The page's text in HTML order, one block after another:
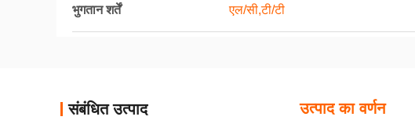
भुगतान शर्तें एल/सी,टी/टी
संबंधित उत्पाद उत्पाद का वर्णन